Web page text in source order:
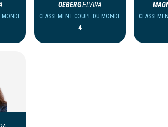
MONDE
OEBERGELVIRA
CLASSEMENT COUPE DU MONDE
4